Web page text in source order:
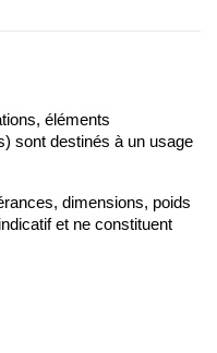
éléments
sont destinés à un usage
dimensions, poids
et ne constituent